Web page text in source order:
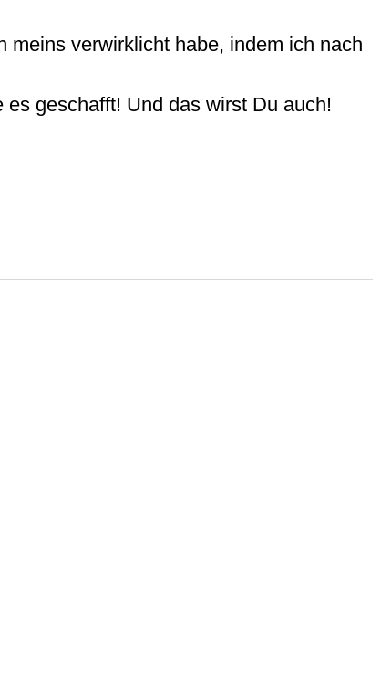
meins verwirklicht habe, indem ich nach
geschafft! Und das wirst Du auch!